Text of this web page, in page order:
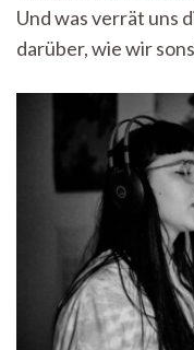
Und was verrät uns
darüber, wie wir